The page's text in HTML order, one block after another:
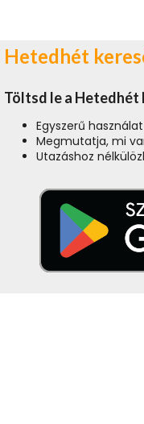
Hetedhét
Töltsd le a Hetedhét
Egyszerű használat
Megmutatja, mi
Utazáshoz